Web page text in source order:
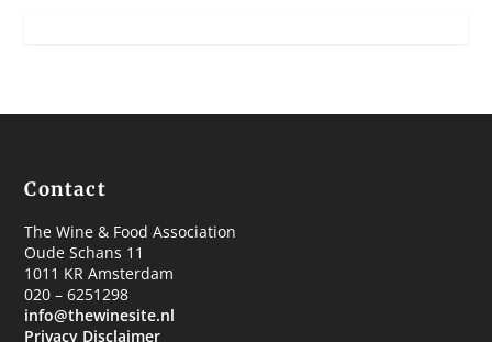
Contact
The Wine & Food Association
Oude Schans 11
1011 KR Amsterdam
020 – 6251298
info@thewinesite.nl
Privacy Disclaimer